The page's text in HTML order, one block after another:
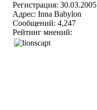
Регистрация: 30.03.2005
Адрес: Inna Babylon
Сообщений: 4,247
Рейтинг мнений: